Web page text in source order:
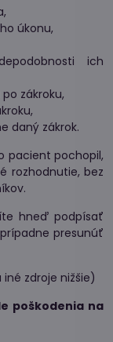
úkonu,
ich
zákroku,
daný zákrok.
pacient pochopil,
rozhodnutie, bez
hneď podpísať
presunúť
zdroje nižšie)
poškodenia na